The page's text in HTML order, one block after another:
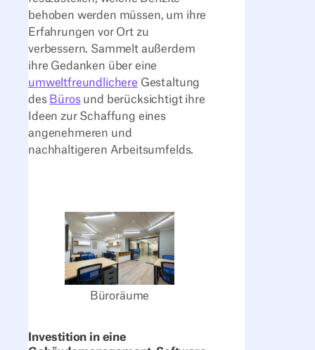
behoben werden müssen, um ihre
Erfahrungen vor Ort zu
verbessern. Sammelt außerdem
ihre Gedanken über eine
umweltfreundlichere Gestaltung
des Bürosund berücksichtigt ihre
Ideen zur Schaffung eines
angenehmeren und
nachhaltigeren Arbeitsumfelds.
Büroräume
Investition in eine